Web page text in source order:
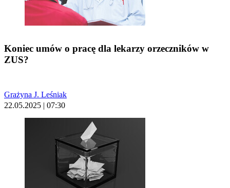
Koniec umów o pracę dla lekarzy orzeczników w
ZUS?
Grażyna J. Leśniak
22.05.2025 | 07:30